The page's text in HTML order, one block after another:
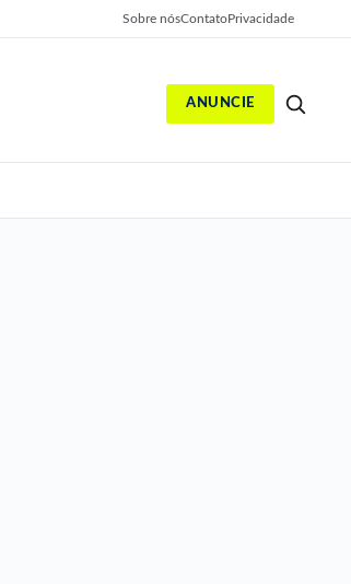
Sobre nósContatoPrivacidade
ANUNCIE